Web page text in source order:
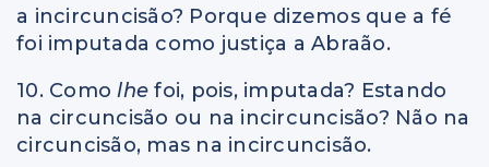
a incircuncisão? Porque dizemos que a fé
foi imputada como justiça a Abraão.
10. Comolhefoi, pois, imputada? Estando
na circuncisão ou na incircuncisão? Não na
circuncisão, mas na incircuncisão.